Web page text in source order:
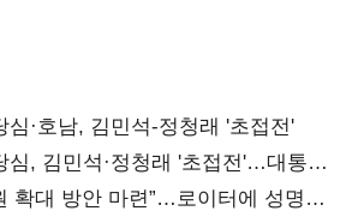
·호남, 김민석-정청래 '초접전'
, 김민석·정청래 '초접전'…대통령
'(종합)
확대 방안 마련”…로이터에 성명